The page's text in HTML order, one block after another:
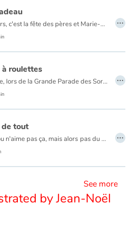
Dans cinq jours, c'est la fête des pères et Marie-Lou n'a pas de cadeau. Le ouistiti qu'elle a fait à l'école est raté. Ses autres idées sont trop difficiles à réaliser. Et sa tirelire désespérément vide. Pourtant, Marie-Lou est bien décidée à offrir à son papa un cadeau magnifique, surprenant, original. Un cadeau qu'il n'oubliera jamais. Et quand Marie-Lou a décidé quelque chose... …
roulettes
Chaque année, lors de la Grande Parade des Sorciers, les Dubalai remportent le Chaudron d'Or ! Mais la cadette, Sorcinette, ne semble pas très douée et loupe tous ses sorts. Pourtant, cette année, Sorcinette doit participer au concours. Sa famille est très inquiète... …
tout
n'aime pas ça, mais alors pas du tout. Si bien qu'au moindre bruit... Titou se relève, et part combattre les monstres. Car, tout le monde le sait, les maisons en regorgent ! …
See more
by Jean-Noël